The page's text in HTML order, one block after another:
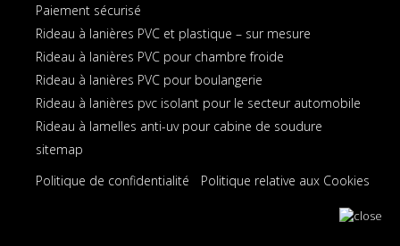
Paiement sécurisé
Rideau à lanières PVC et plastique – sur mesure
Rideau à lanières PVC pour chambre froide
Rideau à lanières PVC pour boulangerie
Rideau à lanières pvc isolant pour le secteur automobile
Rideau à lamelles anti-uv pour cabine de soudure
sitemap
Politique de confidentialité
Politique relative aux Cookies